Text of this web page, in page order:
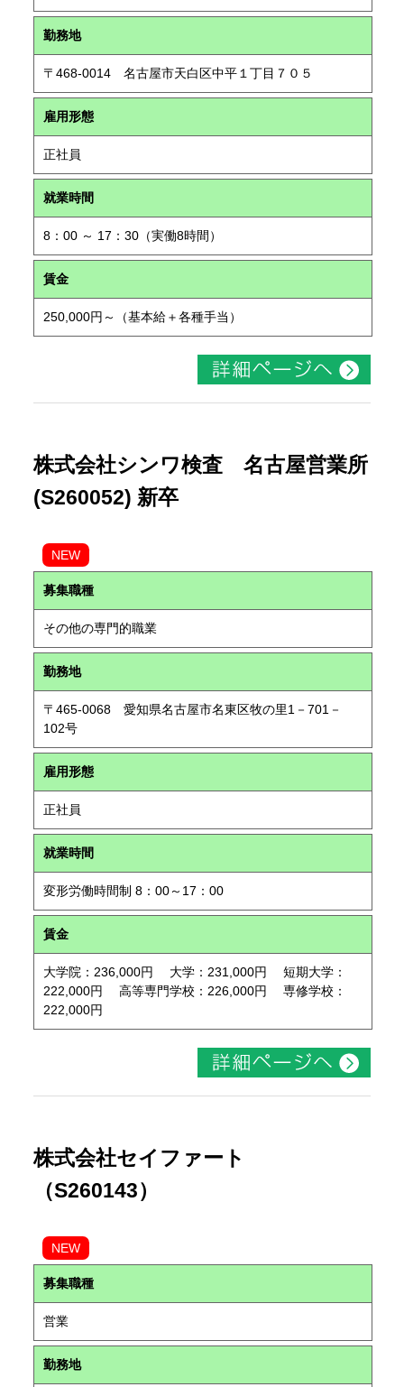
勤務地
〒468-0014 名古屋市天白区中平１丁目７０５
雇用形態
正社員
就業時間
8：00 ～ 17：30（実働8時間）
賃金
250,000円～（基本給＋各種手当）
株式会社シンワ検査 名古屋営業所
(S260052) 新卒
NEW
募集職種
その他の専門的職業
勤務地
〒465-0068 愛知県名古屋市名東区牧の里1－701－
102号
雇用形態
正社員
就業時間
変形労働時間制 8：00～17：00
賃金
大学院：236,000円 大学：231,000円 短期大学：
222,000円 高等専門学校：226,000円 専修学校：
222,000円
株式会社セイファート
（S260143）
NEW
募集職種
営業
勤務地